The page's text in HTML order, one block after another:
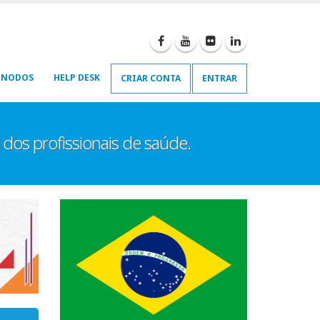
NODOS HELP DESK CRIAR CONTA ENTRAR
profissionais de saúde.